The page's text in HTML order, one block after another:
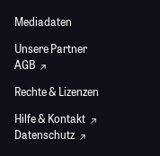
Mediadaten
Unsere Partner
AGB
Rechte & Lizenzen
Hilfe & Kontakt
Datenschutz